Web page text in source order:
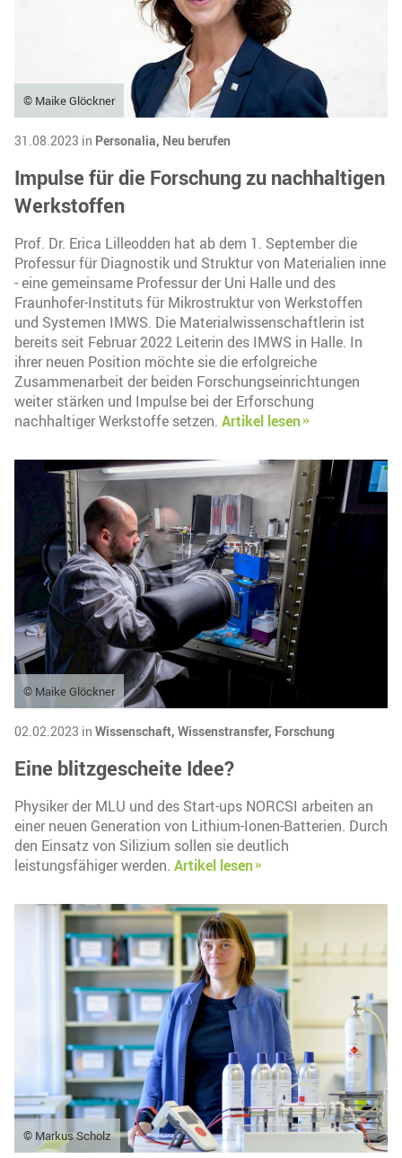
© Maike Glöckner
31.08.2023 in Personalia, Neu berufen
Impulse für die Forschung zu nachhaltigen
Werkstoffen
Prof. Dr. Erica Lilleodden hat ab dem 1. September die
Professur für Diagnostik und Struktur von Materialien inne
- eine gemeinsame Professur der Uni Halle und des
Fraunhofer-Instituts für Mikrostruktur von Werkstoffen
und Systemen IMWS. Die Materialwissenschaftlerin ist
bereits seit Februar 2022 Leiterin des IMWS in Halle. In
ihrer neuen Position möchte sie die erfolgreiche
Zusammenarbeit der beiden Forschungseinrichtungen
weiter stärken und Impulse bei der Erforschung
nachhaltiger Werkstoffe setzen. Artikel lesen
© Maike Glöckner
02.02.2023 in Wissenschaft, Wissenstransfer, Forschung
Eine blitzgescheite Idee?
Physiker der MLU und des Start-ups NORCSI arbeiten an
einer neuen Generation von Lithium-Ionen-Batterien. Durch
den Einsatz von Silizium sollen sie deutlich
leistungsfähiger werden. Artikel lesen
© Markus Scholz